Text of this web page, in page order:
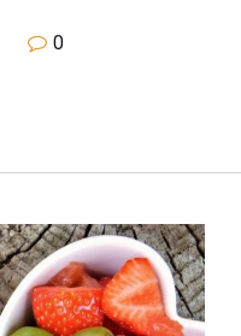
0